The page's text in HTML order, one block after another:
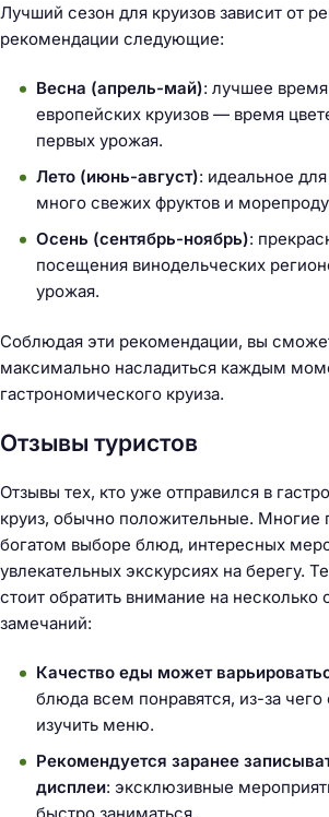
Лучший сезон для круизов зависит от
рекомендации следующие:
Весна (апрель-май): лучшее
европейских круизов — время
первых урожая.
Лето (июнь-август): идеальное
много свежих фруктов и
Осень (сентябрь-ноябрь):
посещения винодельческих
урожая.
Соблюдая эти рекомендации, вы
максимально насладиться каждым
гастрономического круиза.
Отзывы туристов
Отзывы тех, кто уже отправился в
круиз, обычно положительные. Многие
богатом выборе блюд, интересных
увлекательных экскурсиях на берегу.
стоит обратить внимание на несколько
замечаний:
Качество еды может
блюда всем понравятся, из-за чего
изучить меню.
Рекомендуется заранее
дисплеи: эксклюзивные
й
т
и